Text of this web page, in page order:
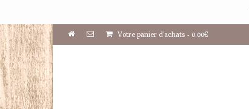
Votre panier d'achats - 0.00€